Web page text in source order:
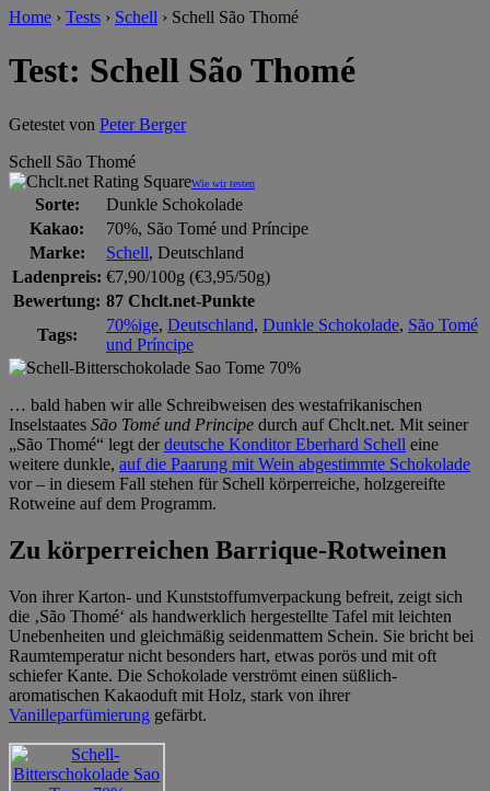
Home › Tests › Schell › Schell São Thomé
Test: Schell São Thomé
Getestet von Peter Berger
Schell São Thomé
Wie wir testen
Sorte:
Dunkle Schokolade
Kakao:
70%, São Tomé und Príncipe
Marke:
Schell, Deutschland
Ladenpreis: €7,90/100g (€3,95/50g)
Bewertung: 87 Chclt.net-Punkte
Tags:
70%ige, Deutschland, Dunkle Schokolade, São Tomé
und Príncipe
… bald haben wir alle Schreibweisen des westafrikanischen
Inselstaates São Tomé und Principe durch auf Chclt.net. Mit seiner
„São Thomé“ legt derdeutsche Konditor Eberhard Schell eine
weitere dunkle, auf die Paarung mit Wein abgestimmte Schokolade
vor – in diesem Fall stehen für Schell körperreiche, holzgereifte
Rotweine auf dem Programm.
Zu körperreichen Barrique-Rotweinen
Von ihrer Karton- und Kunststoffumverpackung befreit, zeigt sich
die ‚São Thomé‘ als handwerklich hergestellte Tafel mit leichten
Unebenheiten und gleichmäßig seidenmattem Schein. Sie bricht bei
Raumtemperatur nicht besonders hart, etwas porös und mit oft
schiefer Kante. Die Schokolade verströmt einen süßlich-
aromatischen Kakaoduft mit Holz, stark von ihrer
Vanilleparfümierung gefärbt.